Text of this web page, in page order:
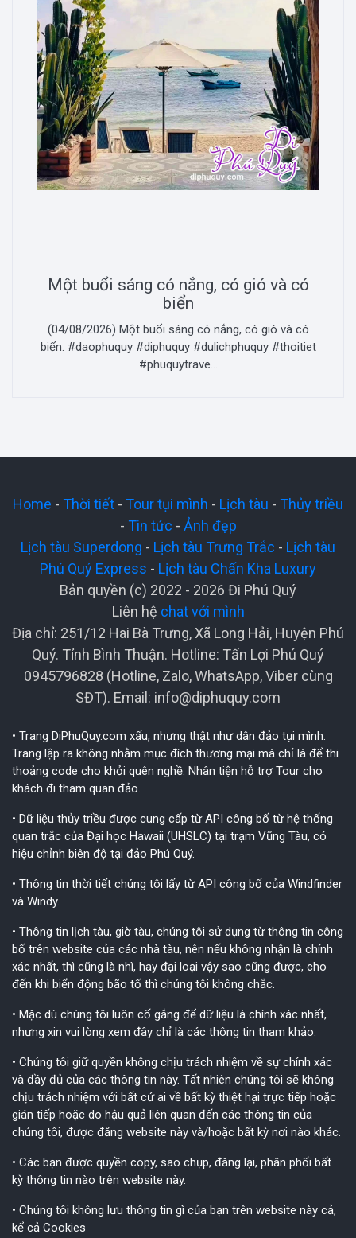
Một buổi sáng có nắng, có gió và có
biển
(04/08/2026) Một buổi sáng có nắng, có gió và có
biển. #daophuquy #diphuquy #dulichphuquy #thoitiet
#phuquytrave...
Home - Thời tiết - Tour tụi mình - Lịch tàu - Thủy triều
- Tin tức - Ảnh đẹp
Lịch tàu Superdong - Lịch tàu Trưng Trắc - Lịch tàu
Phú Quý Express - Lịch tàu Chấn Kha Luxury
Bản quyền (c) 2022 - 2026 Đi Phú Quý
Liên hệ chat với mình
Địa chỉ: 251/12 Hai Bà Trưng, Xã Long Hải, Huyện Phú
Quý. Tỉnh Bình Thuận. Hotline: Tấn Lợi Phú Quý
0945796828 (Hotline, Zalo, WhatsApp, Viber cùng
SĐT). Email: info@diphuquy.com
• Trang DiPhuQuy.com xấu, nhưng thật như dân đảo tụi mình.
Trang lập ra không nhằm mục đích thương mại mà chỉ là để thi
thoảng code cho khỏi quên nghề. Nhân tiện hỗ trợ Tour cho
khách đi tham quan đảo.
• Dữ liệu thủy triều được cung cấp từ API công bố từ hệ thống
quan trắc của Đại học Hawaii (UHSLC) tại trạm Vũng Tàu, có
hiệu chỉnh biên độ tại đảo Phú Quý.
• Thông tin thời tiết chúng tôi lấy từ API công bố của Windfinder
và Windy.
• Thông tin lịch tàu, giờ tàu, chúng tôi sử dụng từ thông tin công
bố trên website của các nhà tàu, nên nếu không nhận là chính
xác nhất, thì cũng là nhì, hay đại loại vậy sao cũng được, cho
đến khi biển động bão tố thì chúng tôi không chắc.
• Mặc dù chúng tôi luôn cố gắng để dữ liệu là chính xác nhất,
nhưng xin vui lòng xem đây chỉ là các thông tin tham khảo.
• Chúng tôi giữ quyền không chịu trách nhiệm về sự chính xác
và đầy đủ của các thông tin này. Tất nhiên chúng tôi sẽ không
chịu trách nhiệm với bất cứ ai về bất kỳ thiệt hại trực tiếp hoặc
gián tiếp hoặc do hậu quả liên quan đến các thông tin của
chúng tôi, được đăng website này và/hoặc bất kỳ nơi nào khác.
• Các bạn được quyền copy, sao chụp, đăng lại, phân phối bất
kỳ thông tin nào trên website này.
• Chúng tôi không lưu thông tin gì của bạn trên website này cả,
kể cả Cookies